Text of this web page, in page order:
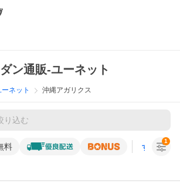
ン通販-ユーネット
ネット 沖縄アガリクス
料 すべての条
1